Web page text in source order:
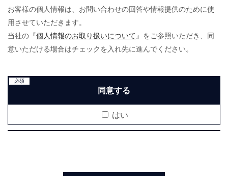
お客様の個人情報は、お問い合わせの回答や情報提供のために使
用させていただきます。
当社の『個人情報のお取り扱いについて 』をご参照いただき、同
意いただける場合はチェックを入れ先に進んでください。
同意する
必須
はい